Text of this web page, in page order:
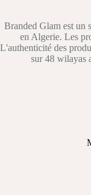
Branded Glam est un
en Algerie. Les
L'authenticité des
sur 48 wilayas